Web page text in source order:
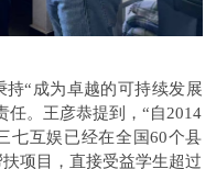
“成为卓越的可持续发展
任。王彦恭提到，“自2014
七互娱已经在全国60个县
项目，直接受益学生超过